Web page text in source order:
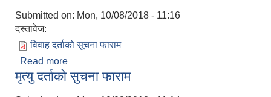
Submitted on: Mon, 10/08/2018 - 11:16
दस्तावेज:
विवाह दर्ताको सूचना फाराम
Read more
मृत्यु दर्ताको सुचना फाराम